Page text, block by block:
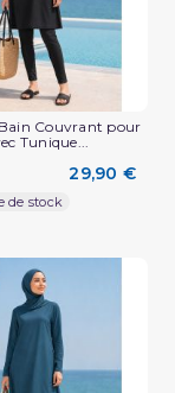
Couvrant pour
Tunique...
29,90 €
de stock